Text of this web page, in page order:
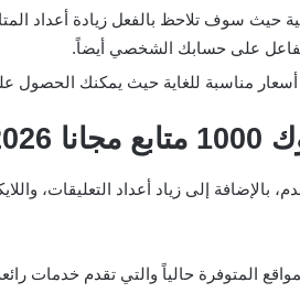
حيث سوف تلاحظ بالفعل زيادة أعداد
على حسابك الشخصي أيضاً.
أسعار مناسبة للغاية حيث يمكنك
إلى زياد أعداد التعليقات،